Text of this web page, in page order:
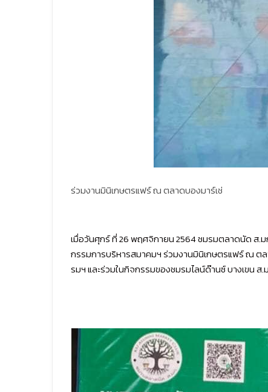
ร่วมงานมินิเกษตรแฟร์ ณ ตลาดบองมาร์เช่
เมื่อวันศุกร์ ที่ 26 พฤศจิกายน 2564 ชมรมตลาดนัด ส.
กรรมการบริหารสมาคมฯ ร่วมงานมินิเกษตรแฟร์ ณ ตล
รมฯ และร่วมในกิจกรรมของชมรมไลน์ด๊านซ์ บางเขน ส.